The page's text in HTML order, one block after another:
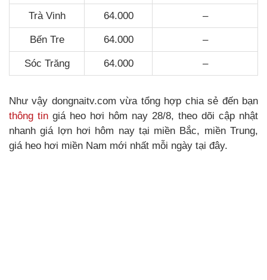
Trà Vinh 64.000 –
Bến Tre 64.000 –
Sóc Trăng 64.000 –
Như vậy dongnaitv.com vừa tổng hợp chia sẻ đến bạn
thông tin giá heo hơi hôm nay 28/8, theo dõi cập nhật
nhanh giá lợn hơi hôm nay tại miền Bắc, miền Trung,
giá heo hơi miền Nam mới nhất mỗi ngày tại đây.